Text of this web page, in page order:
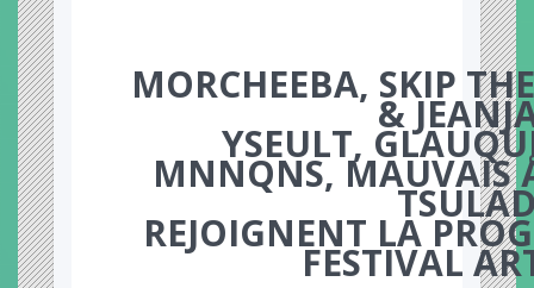
MORCHEEBA, SKIP
&
YSEULT,
MNNQNS, MAUVAIS
REJOIGNENT LA
FESTIVAL